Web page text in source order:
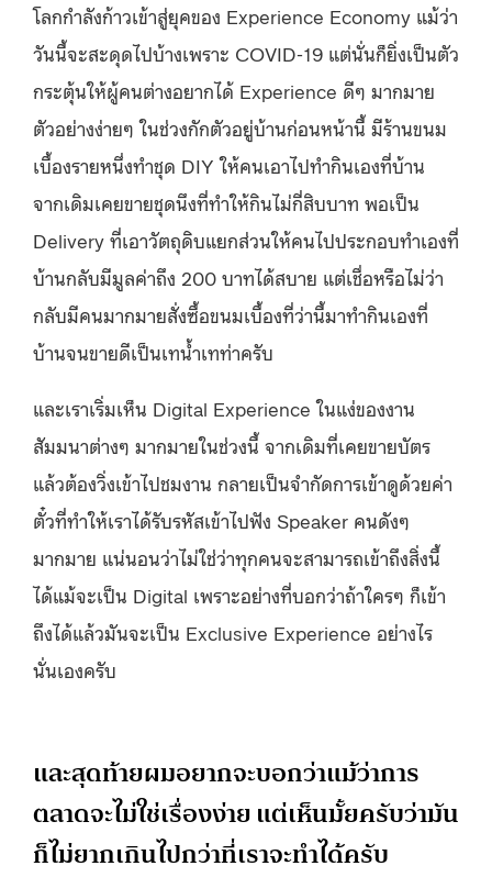
โลกกำลังก้าวเข้าสู่ยุคของ Experience Economy แม้ว่า
วันนี้จะสะดุดไปบ้างเพราะ COVID-19 แต่นั่นก็ยิ่งเป็นตัว
กระตุ้นให้ผู้คนต่างอยากได้ Experience ดีๆ มากมาย
ตัวอย่างง่ายๆ ในช่วงกักตัวอยู่บ้านก่อนหน้านี้ มีร้านขนม
เบื้องรายหนึ่งทำชุด DIY ให้คนเอาไปทำกินเองที่บ้าน
จากเดิมเคยขายชุดนึงที่ทำให้กินไม่กี่สิบบาท พอเป็น
Delivery ที่เอาวัตถุดิบแยกส่วนให้คนไปประกอบทำเองที่
บ้านกลับมีมูลค่าถึง 200 บาทได้สบาย แต่เชื่อหรือไม่ว่า
กลับมีคนมากมายสั่งซื้อขนมเบื้องที่ว่านี้มาทำกินเองที่
บ้านจนขายดีเป็นเทน้ำเทท่าครับ
และเราเริ่มเห็น Digital Experience ในแง่ของงาน
สัมมนาต่างๆ มากมายในช่วงนี้ จากเดิมที่เคยขายบัตร
แล้วต้องวิ่งเข้าไปชมงาน กลายเป็นจำกัดการเข้าดูด้วยค่า
ตั๋วที่ทำให้เราได้รับรหัสเข้าไปฟัง Speaker คนดังๆ
มากมาย แน่นอนว่าไม่ใช่ว่าทุกคนจะสามารถเข้าถึงสิ่งนี้
ได้แม้จะเป็น Digital เพราะอย่างที่บอกว่าถ้าใครๆ ก็เข้า
ถึงได้แล้วมันจะเป็น Exclusive Experience อย่างไร
นั่นเองครับ
และสุดท้ายผมอยากจะบอกว่าแม้ว่าการ
ตลาดจะไม่ใช่เรื่องง่าย แต่เห็นมั้ยครับว่ามัน
ก็ไม่ยากเกินไปกว่าที่เราจะทำได้ครับ